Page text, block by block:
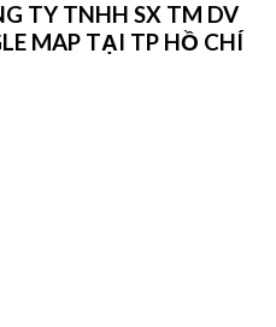
TY TNHH SX TM DV
MAP TẠI TP HỒ CHÍ